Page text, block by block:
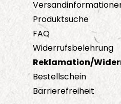
Produktsuche
FAQ
Widerrufsbelehrung
Reklamation/
Bestellschein
Barrierefreiheit